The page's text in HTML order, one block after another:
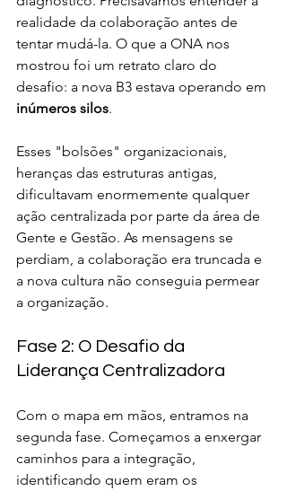
realidade da colaboração antes de
tentar mudá-la. O que a ONA nos
mostrou foi um retrato claro do
desafio: a nova B3 estava operando em
inúmeros silos.
Esses "bolsões" organizacionais,
heranças das estruturas antigas,
dificultavam enormemente qualquer
ação centralizada por parte da área de
Gente e Gestão. As mensagens se
perdiam, a colaboração era truncada e
a nova cultura não conseguia permear
a organização.
Fase 2: O Desafio da
Liderança Centralizadora
Com o mapa em mãos, entramos na
segunda fase. Começamos a enxergar
caminhos para a integração,
identificando quem eram os